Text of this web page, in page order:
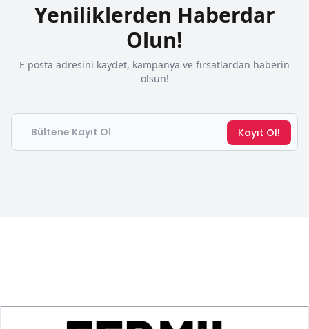
Yeniliklerden Haberdar
Olun!
E posta adresini kaydet, kampanya ve fırsatlardan haberin
olsun!
Email
Kayıt Ol!